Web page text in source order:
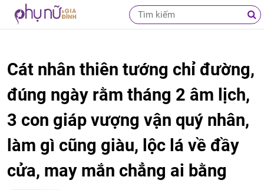
Cát nhân thiên tướng chỉ đường,
đúng ngày rằm tháng 2 âm lịch,
3 con giáp vượng vận quý nhân,
làm gì cũng giàu, lộc lá về đầy
cửa, may mắn chẳng ai bằng